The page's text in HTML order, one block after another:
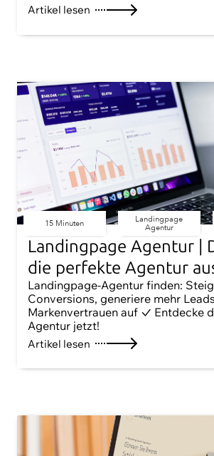
Artikel lesen
15 Minuten
Landingpage
Agentur
Landingpage Agentur |
die perfekte Agentur
Landingpage-Agentur finden:
Conversions, generiere mehr
Markenvertrauen auf ✓ Entdecke
Agentur jetzt!
Artikel lesen